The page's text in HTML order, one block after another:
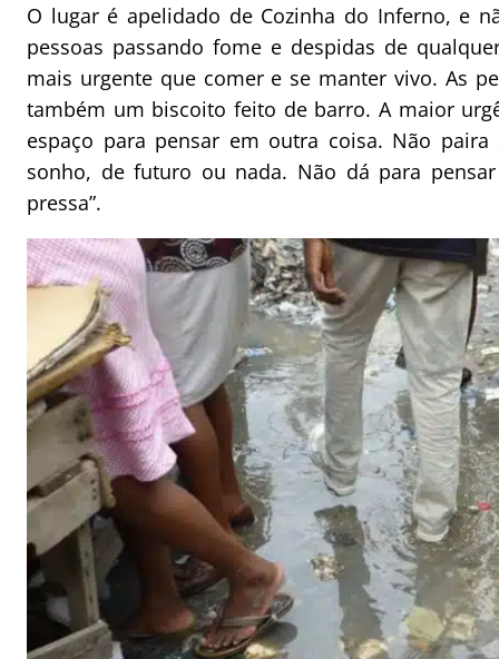
O lugar é apelidado de Cozinha do Inferno, e
pessoas passando fome e despidas de
mais urgente que comer e se manter vivo. As
também um biscoito feito de barro. A maior
espaço para pensar em outra coisa. Não
sonho, de futuro ou nada. Não dá para
pressa”.